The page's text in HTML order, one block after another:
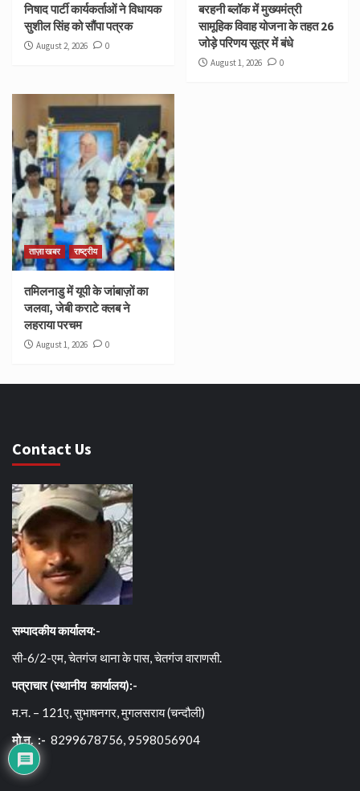
निषाद पार्टी कार्यकर्ताओं ने विधायक
सुशील सिंह को सौंपा पत्रक
August 2, 2026 0
बरहनी ब्लॉक में मुख्यमंत्री
सामूहिक विवाह योजना के तहत 26
जोड़े परिणय सूत्र में बंधे
August 1, 2026 0
ताज़ा खबर राष्ट्रीय
तमिलनाडु में यूपी के जांबाज़ों का
जलवा, जेबी कराटे क्लब ने
लहराया परचम
August 1, 2026 0
Contact Us
सम्पादकीय कार्यालय:-
सी-6/2-एम, चेतगंज थाना के पास, चेतगंज वाराणसी.
पत्राचार (स्थानीय कार्यालय):-
म.न. – 121ए, सुभाषनगर, मुगलसराय (चन्दौली)
मो.न. :- 8299678756, 9598056904